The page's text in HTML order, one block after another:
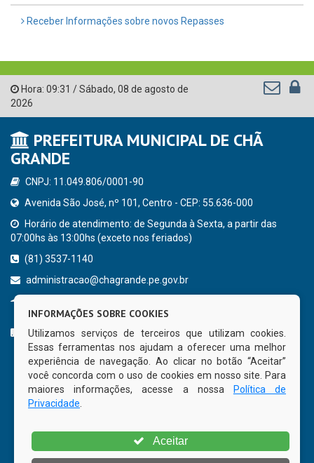
Receber Informações sobre novos Repasses
Hora: 09:31 /Sábado, 08 de agosto de
2026
PREFEITURA MUNICIPAL DE CHÃ
GRANDE
CNPJ: 11.049.806/0001-90
Avenida São José, nº 101, Centro - CEP: 55.636-000
Horário de atendimento: de Segunda à Sexta, a partir das
07:00hs às 13:00hs (exceto nos feriados)
(81) 3537-1140
administracao@chagrande.pe.gov.br
CURTA NOSSA FAN PAGE
INFORMAÇÕES SOBRE COOKIES
Utilizamos serviços de terceiros que utilizam cookies.
Essas ferramentas nos ajudam a oferecer uma melhor
experiência de navegação. Ao clicar no botão “Aceitar”
você concorda com o uso de cookies em nosso site. Para
maiores informações, acesse a nossa
Política de
Privacidade
Aceitar